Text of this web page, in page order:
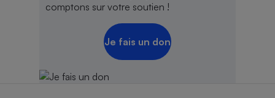
comptons sur votre soutien !
Je fais un don